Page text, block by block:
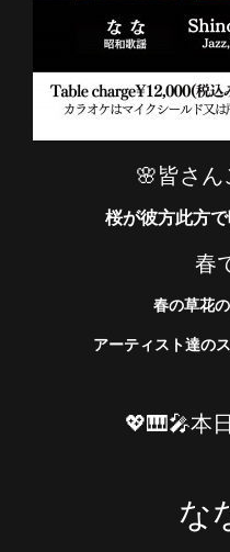
🌸皆さ
桜が彼方此方
春
春の草花
アーティスト達の
💖🎹🎤本
な